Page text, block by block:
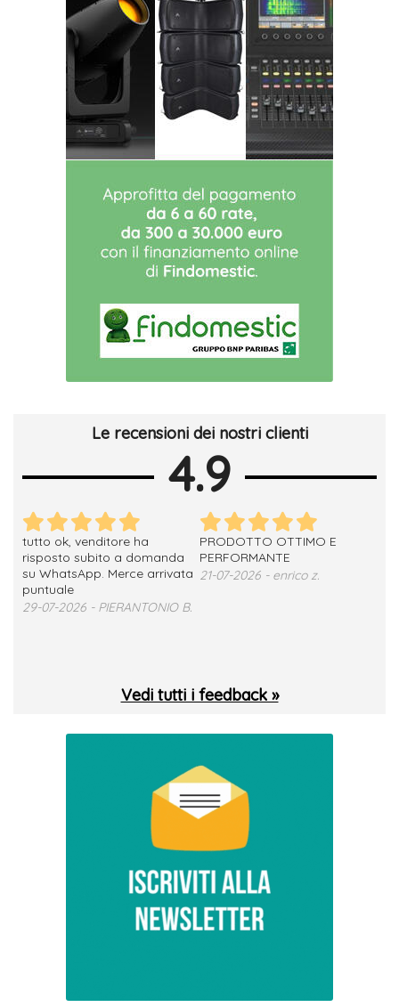
Le recensioni dei nostri clienti
4.9
tutto ok, venditore ha
risposto subito a domanda
su WhatsApp. Merce arrivata
puntuale
29-07-2026 - PIERANTONIO B.
PRODOTTO OTTIMO E
PERFORMANTE
21-07-2026 - enrico z.
Vedi tutti i feedback »